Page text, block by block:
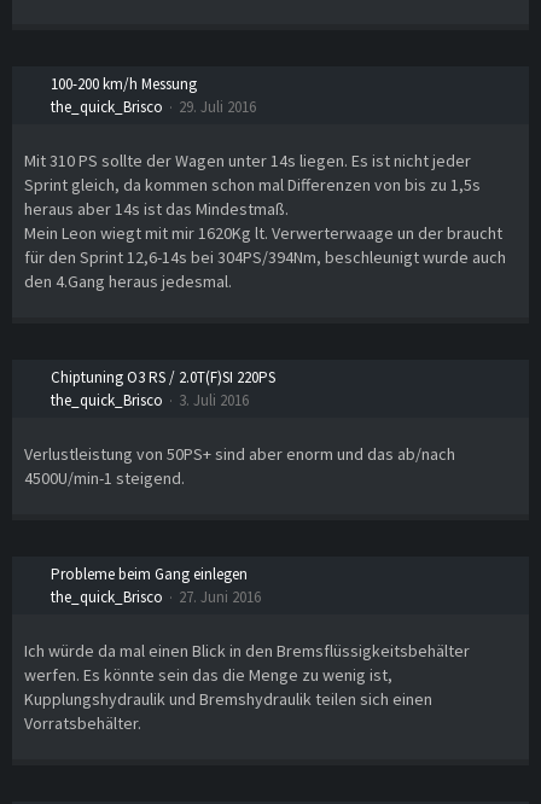
100-200 km/h Messung
the_quick_Brisco
29. Juli 2016
Mit 310 PS sollte der Wagen unter 14s liegen. Es ist nicht jeder
Sprint gleich, da kommen schon mal Differenzen von bis zu 1,5s
heraus aber 14s ist das Mindestmaß.
Mein Leon wiegt mit mir 1620Kg lt. Verwerterwaage un der braucht
für den Sprint 12,6-14s bei 304PS/394Nm, beschleunigt wurde auch
den 4.Gang heraus jedesmal.
Chiptuning O3 RS / 2.0T(F)SI 220PS
the_quick_Brisco
3. Juli 2016
Verlustleistung von 50PS+ sind aber enorm und das ab/nach
4500U/min-1 steigend.
Probleme beim Gang einlegen
the_quick_Brisco
27. Juni 2016
Ich würde da mal einen Blick in den Bremsflüssigkeitsbehälter
werfen. Es könnte sein das die Menge zu wenig ist,
Kupplungshydraulik und Bremshydraulik teilen sich einen
Vorratsbehälter.